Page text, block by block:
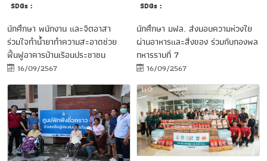
SDGs :
นักศึกษา พนักงาน และจิตอาสา
ร่วมใจทำน้ำยาทำความสะอาดช่วย
ฟื้นฟูอาคารบ้านเรือนประชาชน
16/09/2567
SDGs :
นักศึกษา มฟล. ส่งมอบความห่วงใย
ผ่านอาหารและสิ่งของ ร่วมกับกองพล
ทหารราบที่ 7
16/09/2567